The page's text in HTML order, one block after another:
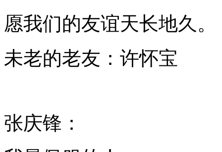
愿我们的友谊天长地久。
未老的老友：许怀宝
张庆锋：